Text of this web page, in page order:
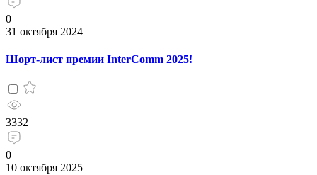
0
31 октября 2024
Шорт-лист премии InterComm 2025!
3332
0
10 октября 2025